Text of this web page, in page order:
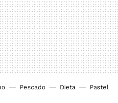
Pescado Dieta Pastel